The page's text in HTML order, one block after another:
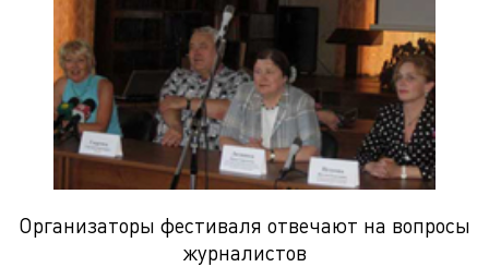
Организаторы фестиваля отвечают на вопросы
журналистов